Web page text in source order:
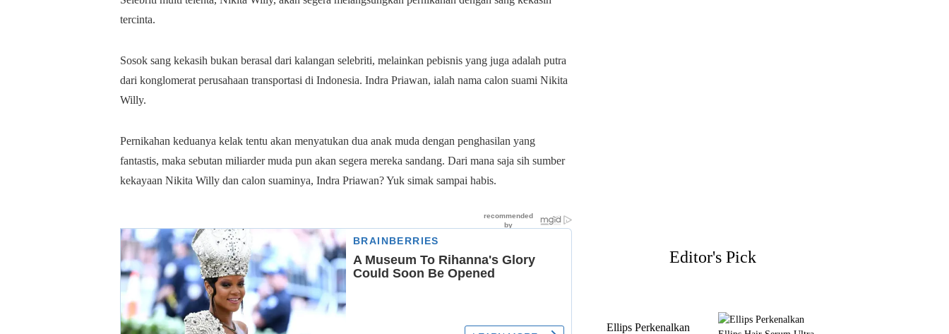
tercinta.
Sosok sang kekasih bukan berasal dari kalangan selebriti, melainkan pebisnis yang juga adalah putra
dari konglomerat perusahaan transportasi di Indonesia. Indra Priawan, ialah nama calon suami Nikita
Willy.
Pernikahan keduanya kelak tentu akan menyatukan dua anak muda dengan penghasilan yang
fantastis, maka sebutan miliarder muda pun akan segera mereka sandang. Dari mana saja sih sumber
kekayaan Nikita Willy dan calon suaminya, Indra Priawan? Yuk simak sampai habis.
Editor's Pick
Ellips Perkenalkan